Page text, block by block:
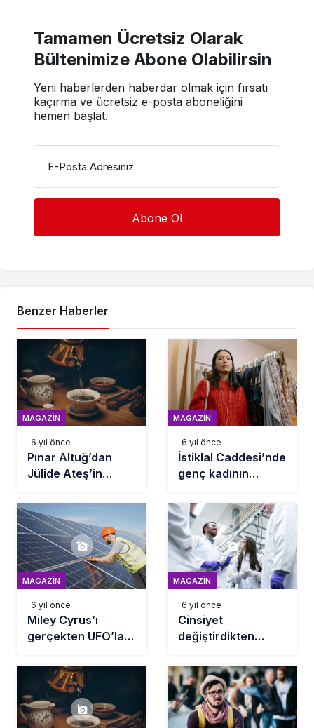
Tamamen Ücretsiz Olarak
Bültenimize Abone Olabilirsin
Yeni haberlerden haberdar olmak için fırsatı
kaçırma ve ücretsiz e-posta aboneliğini
hemen başlat.
E-Posta Adresiniz
Benzer Haberler
MAGAZIN
6 yıl önce
Pınar Altuğ’dan
Jülide Ateş’in
sert yanıt: Sana ne
ya da kime ne!
MAGAZIN
6 yıl önce
İstiklal Caddesi’nde
genç kadının
şaştı kaldı!
MAGAZIN
6 yıl önce
Miley Cyrus’ı
gerçekten UFO’lar
MAGAZIN
6 yıl önce
Cinsiyet
değiştirdikten
hayata adım atan
dünyaca ünlü
isimler!